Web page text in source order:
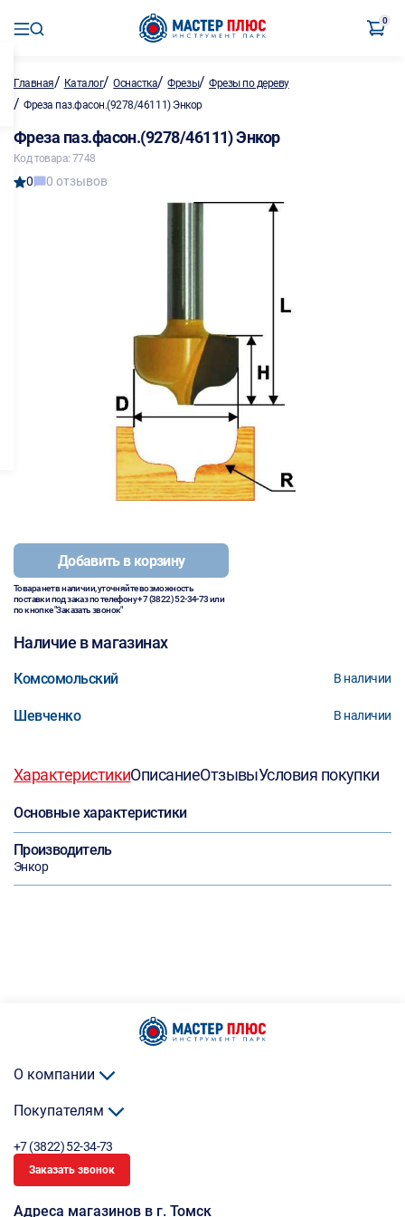
0
Главная/ Каталог/Оснастка/Фрезы/Фрезы по дереву
/ Фреза паз.фасон.(9278/46111) Энкор
Фреза паз.фасон.(9278/46111) Энкор
Код товара: 7748
0 0 отзывов
Добавить в корзину
Товара нет в наличии, уточняйте возможность
поставки под заказ по телефону+7 (3822) 52-34-73или
по кнопке "Заказать звонок"
Наличие в магазинах
Комсомольский В наличии
Шевченко В наличии
ХарактеристикиОписаниеОтзывыУсловия покупки
Основные характеристики
Производитель
Энкор
О компании
Покупателям
+7 (3822) 52-34-73
Заказать звонок
Адреса магазинов в г. Томск